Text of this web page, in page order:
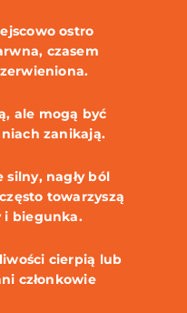
ostro
czasem
ale mogą być
zanikają.
silny, nagły ból
towarzyszą
i biegunka.
cierpią lub
członkowie